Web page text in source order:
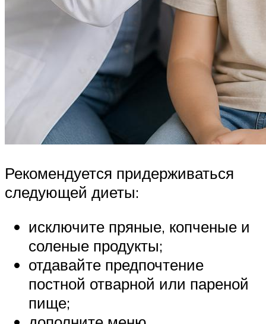
Рекомендуется придерживаться
следующей диеты:
исключите пряные, копченые и
соленые продукты;
отдавайте предпочтение
постной отварной или пареной
пище;